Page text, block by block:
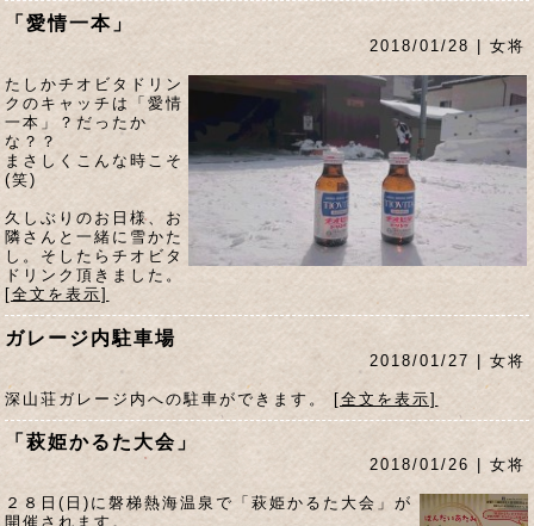
「愛情一本」
2018/01/28 | 女将
たしかチオビタドリン
クのキャッチは「愛情
一本」？だったか
な？？
まさしくこんな時こそ
(笑)
久しぶりのお日様、お
隣さんと一緒に雪かた
し。そしたらチオビタ
ドリンク頂きました。
[全文を表示]
ガレージ内駐車場
2018/01/27 | 女将
深山荘ガレージ内への駐車ができます。 [全文を表示]
「萩姫かるた大会」
2018/01/26 | 女将
２８日(日)に磐梯熱海温泉で「萩姫かるた大会」が
開催されます。